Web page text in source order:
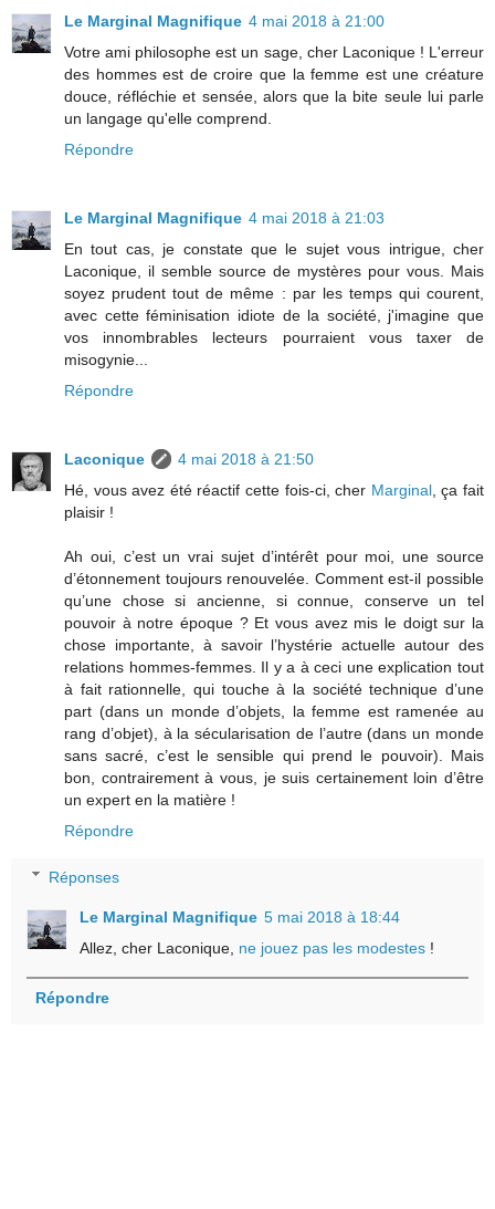
Le Marginal Magnifique 4 mai 2018 à 21:00
Votre ami philosophe est un sage, cher Laconique ! L'erreur
des hommes est de croire que la femme est une créature
douce, réfléchie et sensée, alors que la bite seule lui parle
un langage qu'elle comprend.
Répondre
Le Marginal Magnifique 4 mai 2018 à 21:03
En tout cas, je constate que le sujet vous intrigue, cher
Laconique, il semble source de mystères pour vous. Mais
soyez prudent tout de même : par les temps qui courent,
avec cette féminisation idiote de la société, j'imagine que
vos innombrables lecteurs pourraient vous taxer de
misogynie...
Répondre
Laconique
4 mai 2018 à 21:50
Hé, vous avez été réactif cette fois-ci, cher Marginal, ça fait
plaisir !
Ah oui, c’est un vrai sujet d’intérêt pour moi, une source
d’étonnement toujours renouvelée. Comment est-il possible
qu’une chose si ancienne, si connue, conserve un tel
pouvoir à notre époque ? Et vous avez mis le doigt sur la
chose importante, à savoir l’hystérie actuelle autour des
relations hommes-femmes. Il y a à ceci une explication tout
à fait rationnelle, qui touche à la société technique d’une
part (dans un monde d’objets, la femme est ramenée au
rang d’objet), à la sécularisation de l’autre (dans un monde
sans sacré, c’est le sensible qui prend le pouvoir). Mais
bon, contrairement à vous, je suis certainement loin d’être
un expert en la matière !
Répondre
Réponses
Le Marginal Magnifique 5 mai 2018 à 18:44
Allez, cher Laconique, ne jouez pas les modestes !
Répondre